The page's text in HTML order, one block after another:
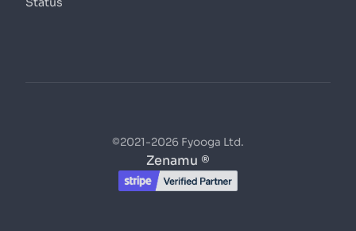
©2021-2026 Fyooga Ltd.
Zenamu ®